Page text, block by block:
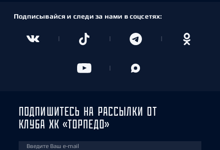
Подписывайся и следи за нами в соцсетях:
ПОДПИШИТЕСЬ НА РАССЫЛКИ ОТ
КЛУБА ХК «ТОРПЕДО»
Введите Ваш e-mail